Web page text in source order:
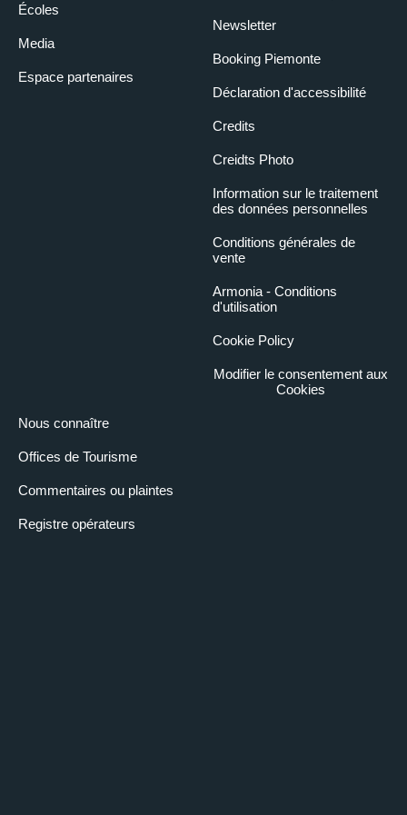
Écoles
Media
Espace partenaires
Nous connaître
Offices de Tourisme
Commentaires ou plaintes
Registre opérateurs
Newsletter
Booking Piemonte
Déclaration d'accessibilité
Credits
Creidts Photo
Information sur le traitement
des données personnelles
Conditions générales de
vente
Armonia - Conditions
d'utilisation
Cookie Policy
Modifier le consentement aux
Cookies